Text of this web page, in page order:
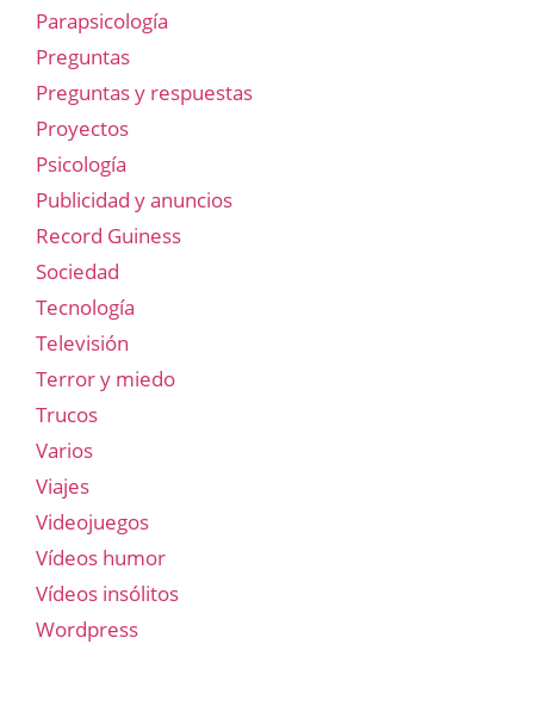
Parapsicología
Preguntas
Preguntas y respuestas
Proyectos
Psicología
Publicidad y anuncios
Record Guiness
Sociedad
Tecnología
Televisión
Terror y miedo
Trucos
Varios
Viajes
Videojuegos
Vídeos humor
Vídeos insólitos
Wordpress